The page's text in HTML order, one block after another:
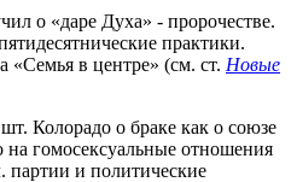
о «даре Духа» - пророчестве.
практики.
в центре» (см. ст. Новые
Колорадо о браке как о союзе
гомосексуальные отношения
партии и политические